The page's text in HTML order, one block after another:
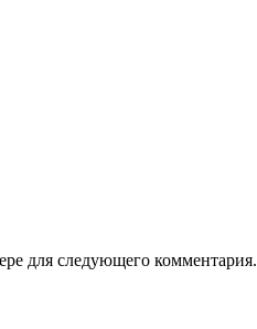
для следующего комментария.